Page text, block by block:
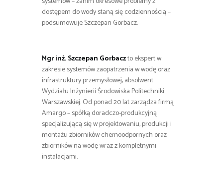
dostępem do wody staną się codziennością –
podsumowuje Szczepan Gorbacz.
Mgr inż. Szczepan Gorbaczto ekspert w
zakresie systemów zaopatrzenia w wodę oraz
infrastruktury przemysłowej, absolwent
Wydziału Inżynierii Środowiska Politechniki
Warszawskiej. Od ponad 20 lat zarządza firmą
Amargo – spółką doradczo-produkcyjną
specjalizującą się w projektowaniu, produkcji i
montażu zbiorników chemoodpornych oraz
zbiorników na wodę wraz z kompletnymi
instalacjami.